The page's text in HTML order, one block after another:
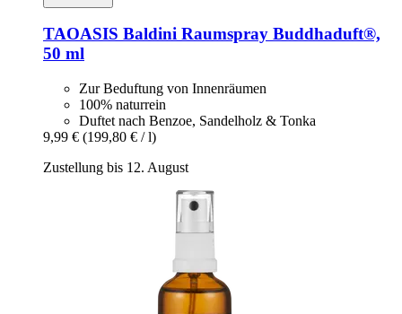
TAOASIS Baldini Raumspray Buddhaduft®,
50 ml
Zur Beduftung von Innenräumen
100% naturrein
Duftet nach Benzoe, Sandelholz & Tonka
9,99 € (199,80 € / l)
Zustellung bis 12. August